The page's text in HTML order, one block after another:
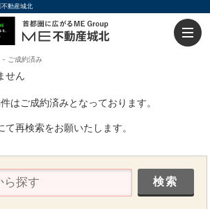
動産城北
- ご成約済み
せん
はご成約済みとなっております。
て再検索をお願いたします。